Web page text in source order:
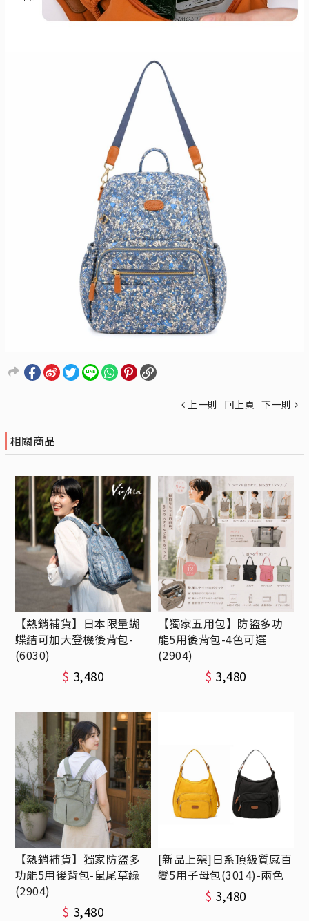
上一則 回上頁 下一則
相關商品
【熱銷補貨】日本限量蝴
蝶結可加大登機後背包-
(6030)
$ 3,480
【獨家五用包】防盜多功
能5用後背包-4色可選
(2904)
$ 3,480
【熱銷補貨】獨家防盜多
功能5用後背包-鼠尾草綠
(2904)
$ 3,480
[新品上架]日系頂級質感百
變5用子母包(3014)-兩色
$ 3,480